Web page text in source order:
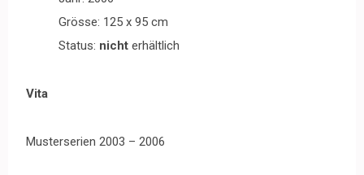
Grösse: 125 x 95 cm
Status: nicht erhältlich
Vita
Musterserien 2003 – 2006